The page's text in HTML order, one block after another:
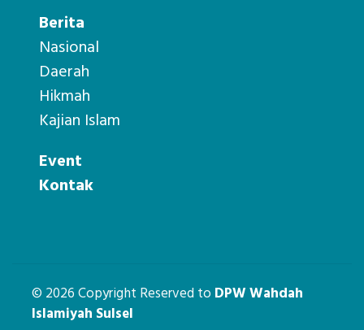
Berita
Nasional
Daerah
Hikmah
Kajian Islam
Event
Kontak
© 2026 Copyright Reserved to DPW Wahdah
Islamiyah Sulsel